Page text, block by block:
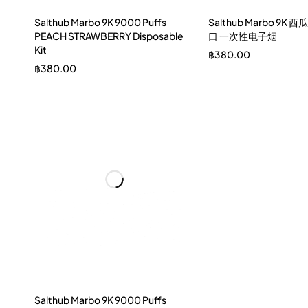
Salthub Marbo 9K 9000 Puffs
PEACH STRAWBERRY Disposable
Kit
฿380.00
Salthub Marbo 9K 西
口 一次性电子烟
฿380.00
Salthub Marbo 9K 9000 Puffs